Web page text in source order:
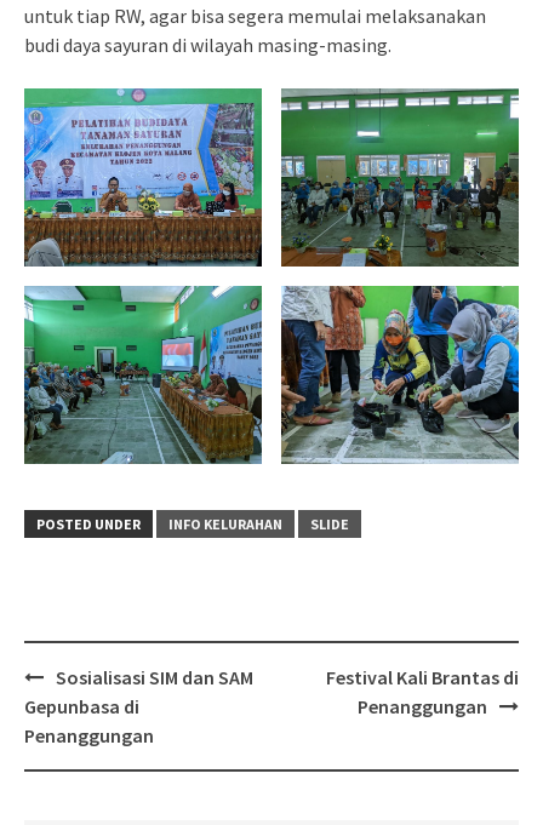
untuk tiap RW, agar bisa segera memulai melaksanakan
budi daya sayuran di wilayah masing-masing.
POSTED UNDER INFO KELURAHAN SLIDE
Post
navigation
Sosialisasi SIM dan SAM
Gepunbasa di
Penanggungan
Festival Kali Brantas di
Penanggungan